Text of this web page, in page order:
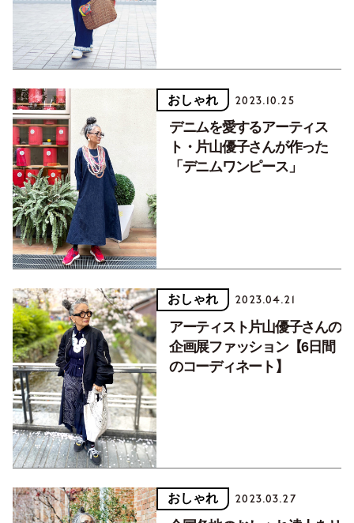
おしゃれ 2023.10.25
デニムを愛するアーティス
ト・片山優子さんが作った
「デニムワンピース」
おしゃれ 2023.04.21
アーティスト片山優子さんの
企画展ファッション【6日間
のコーディネート】
おしゃれ 2023.03.27